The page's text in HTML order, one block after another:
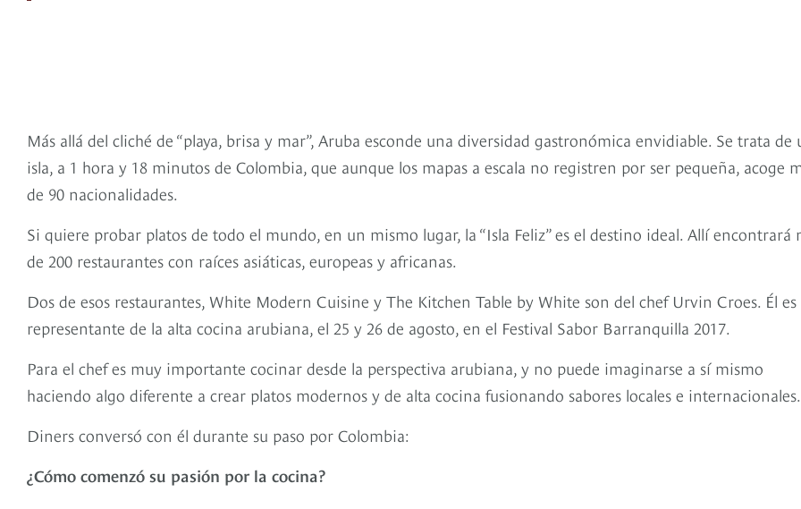
Más allá del cliché de “playa, brisa y mar”, Aruba esconde una diversidad gastronómica envidiable. Se trata de
isla, a 1 hora y 18 minutos de Colombia, que aunque los mapas a escala no registren por ser pequeña, acoge
de 90 nacionalidades.
Si quiere probar platos de todo el mundo, en un mismo lugar, la “Isla Feliz” es el destino ideal. Allí encontrará
de 200 restaurantes con raíces asiáticas, europeas y africanas.
Dos de esos restaurantes, White Modern Cuisine y The Kitchen Table by White son del chef Urvin Croes. Él es
representante de la alta cocina arubiana, el 25 y 26 de agosto, en el Festival Sabor Barranquilla 2017.
Para el chef es muy importante cocinar desde la perspectiva arubiana, y no puede imaginarse a sí mismo
haciendo algo diferente a crear platos modernos y de alta cocina fusionando sabores locales e internacionales.
Diners conversó con él durante su paso por Colombia:
¿Cómo comenzó su pasión por la cocina?